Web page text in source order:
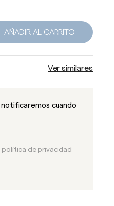
AÑADIR AL CARRITO
Ver similares
notificaremos cuando
política de privacidad